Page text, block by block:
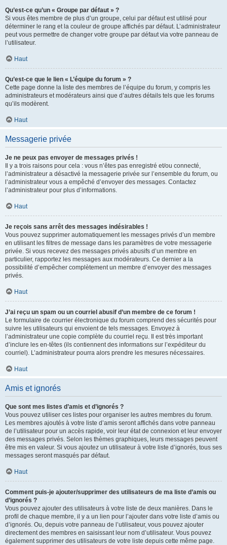
Qu’est-ce qu’un « Groupe par défaut » ?
Si vous êtes membre de plus d’un groupe, celui par défaut est utilisé pour
déterminer le rang et la couleur de groupe affichés par défaut. L’administrateur
peut vous permettre de changer votre groupe par défaut via votre panneau de
l’utilisateur.
Haut
Qu’est-ce que le lien « L’équipe du forum » ?
Cette page donne la liste des membres de l’équipe du forum, y compris les
administrateurs et modérateurs ainsi que d’autres détails tels que les forums
qu’ils modèrent.
Haut
Messagerie privée
Je ne peux pas envoyer de messages privés !
Il y a trois raisons pour cela : vous n’êtes pas enregistré et/ou connecté,
l’administrateur a désactivé la messagerie privée sur l’ensemble du forum, ou
l’administrateur vous a empêché d’envoyer des messages. Contactez
l’administrateur pour plus d’informations.
Haut
Je reçois sans arrêt des messages indésirables !
Vous pouvez supprimer automatiquement les messages privés d’un membre
en utilisant les filtres de message dans les paramètres de votre messagerie
privée. Si vous recevez des messages privés abusifs d’un membre en
particulier, rapportez les messages aux modérateurs. Ce dernier a la
possibilité d’empêcher complètement un membre d’envoyer des messages
privés.
Haut
J’ai reçu un spam ou un courriel abusif d’un membre de ce forum !
Le formulaire de courrier électronique du forum comprend des sécurités pour
suivre les utilisateurs qui envoient de tels messages. Envoyez à
l’administrateur une copie complète du courriel reçu. Il est très important
d’inclure les en-têtes (ils contiennent des informations sur l’expéditeur du
courriel). L’administrateur pourra alors prendre les mesures nécessaires.
Haut
Amis et ignorés
Que sont mes listes d’amis et d’ignorés ?
Vous pouvez utiliser ces listes pour organiser les autres membres du forum.
Les membres ajoutés à votre liste d’amis seront affichés dans votre panneau
de l’utilisateur pour un accès rapide, voir leur état de connexion et leur envoyer
des messages privés. Selon les thèmes graphiques, leurs messages peuvent
être mis en valeur. Si vous ajoutez un utilisateur à votre liste d’ignorés, tous ses
messages seront masqués par défaut.
Haut
Comment puis-je ajouter/supprimer des utilisateurs de ma liste d’amis ou
d’ignorés ?
Vous pouvez ajouter des utilisateurs à votre liste de deux manières. Dans le
profil de chaque membre, il y a un lien pour l’ajouter dans votre liste d’amis ou
d’ignorés. Ou, depuis votre panneau de l’utilisateur, vous pouvez ajouter
directement des membres en saisissant leur nom d’utilisateur. Vous pouvez
également supprimer des utilisateurs de votre liste depuis cette même page.